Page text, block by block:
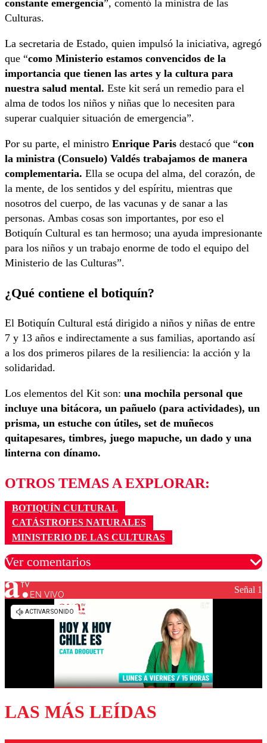
constante emergencia”, comentó la ministra de las
Culturas.
La secretaria de Estado, quien impulsó la iniciativa, agregó
que “como Ministerio estamos convencidos de la
importancia que tienen las artes y la cultura para
nuestra salud mental. Este kit será un remedio para el
alma de todos los niños y niñas que lo necesiten para
superar cualquier situación de emergencia”.
Por su parte, el ministro Enrique Paris destacó que “con
la ministra (Consuelo) Valdés trabajamos de manera
complementaria. Ella se ocupa del alma, del corazón, de
la mente, de los sentidos y del espíritu, mientras que
nosotros del cuerpo, de las vacunas y de sanar a las
personas. Ambas cosas son importantes, por eso el
Botiquín Cultural es tan hermoso; una ayuda impresionante
para los niños y un trabajo enorme de todo el equipo del
Ministerio de las Culturas”.
¿Qué contiene el botiquín?
El Botiquín Cultural está dirigido a niños y niñas de entre
7 y 13 años e indirectamente a sus familias, aportando así
a los dos primeros pilares de la resiliencia: la acción y la
solidaridad.
Los elementos del Kit son: una mochila personal que
incluye una bitácora, un pañuelo (para actividades), un
prisma, un estuche con útiles, set de muñecos
quitapesares, timbres, juego mapuche, un dado y una
linterna con dínamo.
OTROS TEMAS A EXPLORAR:
BOTIQUÍN CULTURAL
CATÁSTROFES NATURALES
MINISTERIO DE LAS CULTURAS
Ver comentarios
Los comentarios son moderados para garantizar un
diálogo respetuoso.
EN VIVO Señal 1
LAS MÁS LEÍDAS